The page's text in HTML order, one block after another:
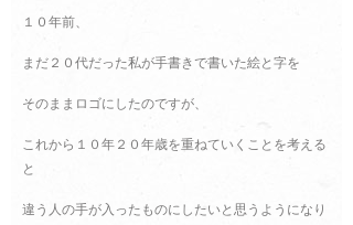
１０年前、
まだ２０代だった私が手書きで書いた絵と字を
そのままロゴにしたのですが、
これから１０年２０年歳を重ねていくことを考える
と
違う人の手が入ったものにしたいと思うようになり